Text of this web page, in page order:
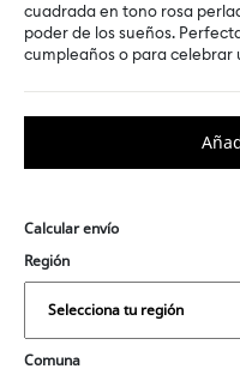
cuadrada en tono rosa
poder de los sueños.
cumpleaños o para
Calcular envío
Región
Comuna